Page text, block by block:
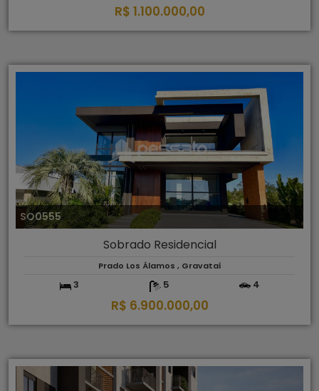
R$ 1.100.000,00
SO0555
Sobrado Residencial
Prado Los Álamos , Gravataí
3 5 4
R$ 6.900.000,00